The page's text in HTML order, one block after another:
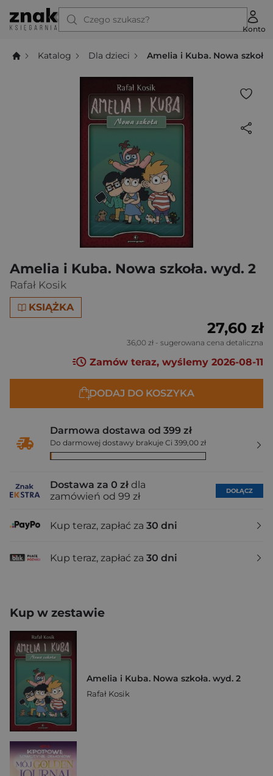
Czego szukasz?
Konto
Katalog Dla dzieci Amelia i Kuba. Nowa
Amelia i Kuba. Nowa szkoła. wyd. 2
Rafał Kosik
KSIĄŻKA
27,60 zł
36,00 zł - sugerowana cena detaliczna
Zamów teraz, wyślemy 2026-08-11
DODAJ DO KOSZYKA
Darmowa dostawa od 399 zł
Do darmowej dostawy brakuje Ci 399,00 zł
Dostawa za 0 zł dla
zamówień od 99 zł
DOŁĄCZ
Kup teraz, zapłać za 30 dni
Kup teraz, zapłać za 30 dni
Kup w zestawie
Amelia i Kuba. Nowa szkoła. wyd. 2
Rafał Kosik